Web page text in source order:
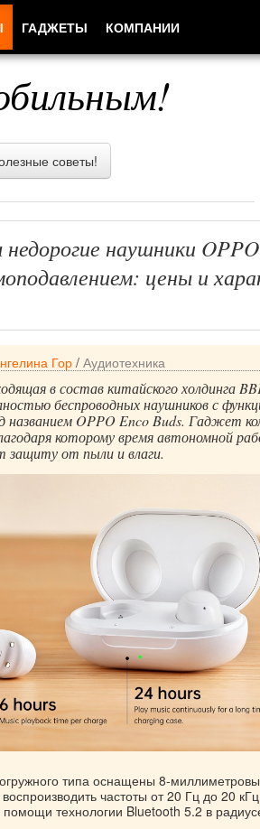
советы!
наушники
цены и
Гор/ Аудиотехника
в состав китайского холдинга
беспроводных наушников с
названием OPPO Enco Buds. Гаджет
которому время автономной
защиту от пыли и влаги.
типа оснащены 8-
частоты от 20 Гц до 20
технологии Bluetooth 5.2 в
ГАДЖЕТЫ КОМПАНИИ